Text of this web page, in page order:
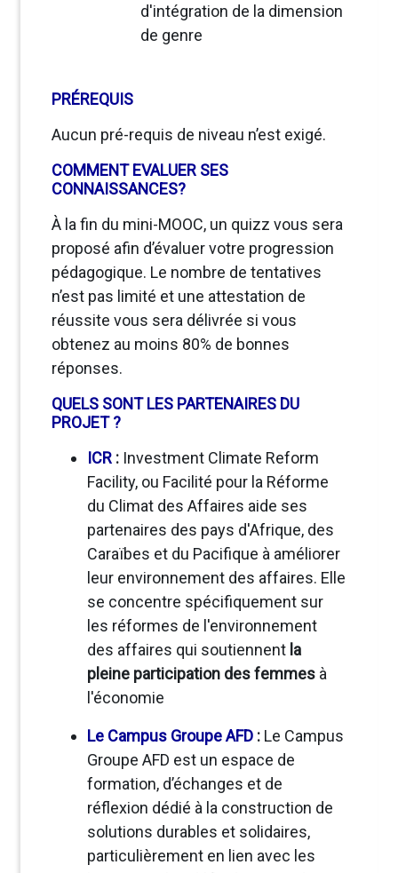
d'intégration de la dimension
de genre
PRÉREQUIS
Aucun pré-requis de niveau n’est exigé.
COMMENT EVALUER SES
CONNAISSANCES?
À la fin du mini-MOOC, un quizz vous sera
proposé afin d’évaluer votre progression
pédagogique. Le nombre de tentatives
n’est pas limité et une attestation de
réussite vous sera délivrée si vous
obtenez au moins 80% de bonnes
réponses.
QUELS SONT LES PARTENAIRES DU
PROJET ?
ICR : Investment Climate Reform
Facility, ou Facilité pour la Réforme
du Climat des Affaires aide ses
partenaires des pays d'Afrique, des
Caraïbes et du Pacifique à améliorer
leur environnement des affaires. Elle
se concentre spécifiquement sur
les réformes de l'environnement
des affaires qui soutiennent la
pleine participation des femmes à
l'économie
Le Campus Groupe AFD : Le Campus
Groupe AFD est un espace de
formation, d’échanges et de
réflexion dédié à la construction de
solutions durables et solidaires,
particulièrement en lien avec les